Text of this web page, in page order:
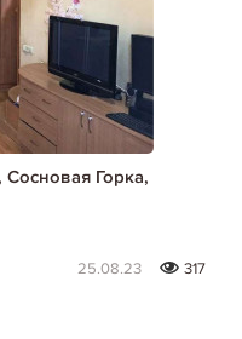
Сосновая Горка,
25.08.23
317